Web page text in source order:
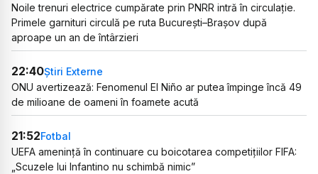
Noile trenuri electrice cumpărate prin PNRR intră în circulație.
Primele garnituri circulă pe ruta București–Brașov după
aproape un an de întârzieri
22:40Știri Externe
ONU avertizează: Fenomenul El Niño ar putea împinge încă 49
de milioane de oameni în foamete acută
21:52Fotbal
UEFA amenință în continuare cu boicotarea competițiilor FIFA:
„Scuzele lui Infantino nu schimbă nimic”